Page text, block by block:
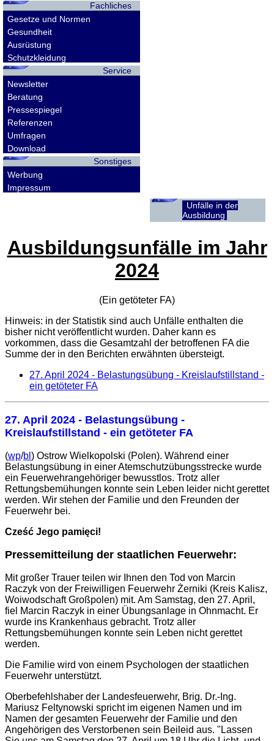
Fachliches
Gesetze und Normen
Gesundheit
Ausrüstung
Schutzkleidung
Service
Newsletter
Beratung
Pressespiegel
Referenzen
Umfragen
Download
Sonstiges
Werbung
Impressum
Unfälle in der
Ausbildung
Ausbildungsunfälle im Jahr
2024
(Ein getöteter FA)
Hinweis: in der Statistik sind auch Unfälle enthalten die
bisher nicht veröffentlicht wurden. Daher kann es
vorkommen, dass die Gesamtzahl der betroffenen FAdie
Summe der in den Berichten erwähnten übersteigt.
27. April 2024 - Belastungsübung - Kreislaufstillstand -
ein getöteter FA
27. April 2024 - Belastungsübung -
Kreislaufstillstand - ein getöteter FA
(wp/bl ) Ostrow Wielkopolski (Polen). Während einer
Belastungsübung in einer Atemschutzübungsstrecke wurde
ein Feuerwehrangehöriger bewusstlos. Trotz aller
Rettungsbemühungen konnte sein Leben leider nicht gerettet
werden. Wir stehen der Familie und den Freunden der
Feuerwehr bei.
Cześć Jego pamięci!
Pressemitteilung der staatlichen Feuerwehr:
Mit großer Trauer teilen wir Ihnen den Tod von Marcin
Raczyk von der Freiwilligen Feuerwehr Żerniki (Kreis Kalisz,
Woiwodschaft Großpolen) mit. Am Samstag, den 27. April,
fiel Marcin Raczyk in einer Übungsanlage in Ohnmacht. Er
wurde ins Krankenhaus gebracht. Trotz aller
Rettungsbemühungen konnte sein Leben nicht gerettet
werden.
Die Familie wird von einem Psychologen der staatlichen
Feuerwehr unterstützt.
Oberbefehlshaber der Landesfeuerwehr, Brig. Dr.-Ing.
Mariusz Feltynowski spricht im eigenen Namen und im
Namen der gesamten Feuerwehr der Familie und den
Angehörigen des Verstorbenen sein Beileid aus. "Lassen